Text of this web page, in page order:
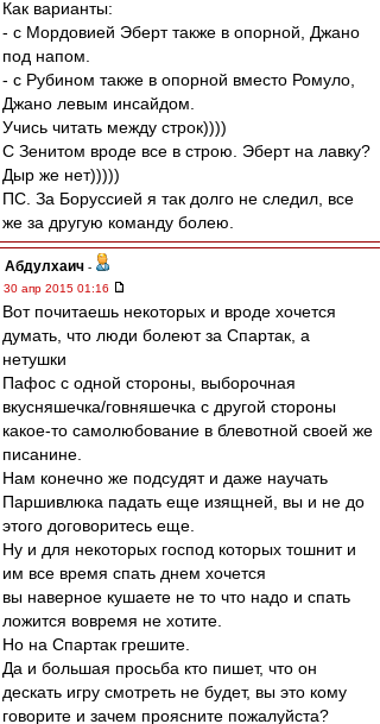
Как варианты:
- с Мордовией Эберт также в опорной, Джано
под напом.
- с Рубином также в опорной вместо Ромуло,
Джано левым инсайдом.
Учись читать между строк))))
С Зенитом вроде все в строю. Эберт на лавку?
Дыр же нет)))))
ПС. За Боруссией я так долго не следил, все
же за другую команду болею.
Абдулхаич -
30 апр 2015 01:16
Вот почитаешь некоторых и вроде хочется
думать, что люди болеют за Спартак, а
нетушки
Пафос с одной стороны, выборочная
вкусняшечка/говняшечка с другой стороны
какое-то самолюбование в блевотной своей же
писанине.
Нам конечно же подсудят и даже научать
Паршивлюка падать еще изящней, вы и не до
этого договоритесь еще.
Ну и для некоторых господ которых тошнит и
им все время спать днем хочется
вы наверное кушаете не то что надо и спать
ложится вовремя не хотите.
Но на Спартак грешите.
Да и большая просьба кто пишет, что он
дескать игру смотреть не будет, вы это кому
говорите и зачем проясните пожалуйста?